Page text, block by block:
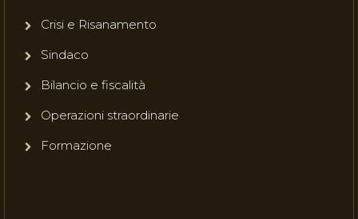
Crisi e Risanamento
Sindaco
Bilancio e fiscalità
Operazioni straordinarie
Formazione